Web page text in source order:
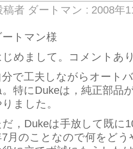
稿者 ダートマン : 2008年
ートマン様
じめまして。コメントあ
分で工夫しながらオート
。特にDukeは，純正部品
ました。
だ，Dukeは手放して既に
7月のことなので何をど